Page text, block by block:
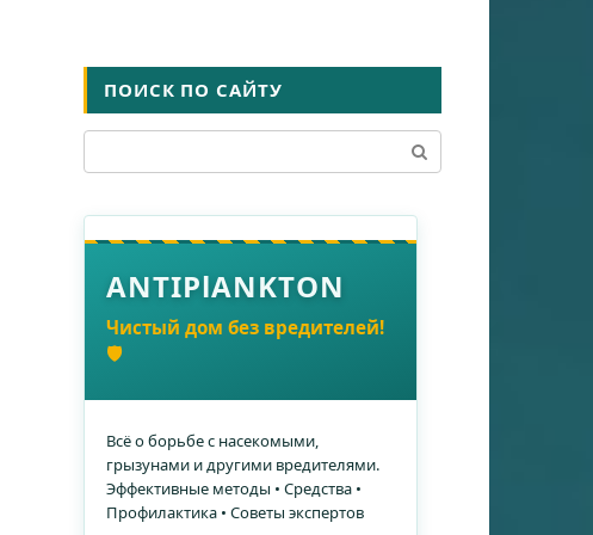
ПОИСК ПО САЙТУ
ANTIPlANKTON
Чистый дом без вредителей!
🛡️
Всё о борьбе с насекомыми,
грызунами и другими вредителями.
Эффективные методы • Средства •
Профилактика • Советы экспертов